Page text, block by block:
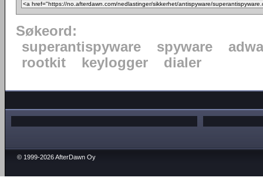
Søkeord:
superantispyware
spyware
rootkit
keylogger dialer
© 1999-2026 AfterDawn Oy